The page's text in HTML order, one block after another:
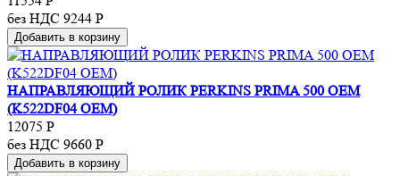
без НДС 9244 Р
Добавить в корзину
НАПРАВЛЯЮЩИЙ РОЛИК PERKINS PRIMA 500 OEM
(K522DF04 OEM)
12075 Р
без НДС 9660 Р
Добавить в корзину